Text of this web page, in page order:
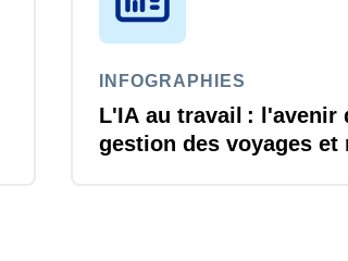
INFOGRAPHIES
L'IA au travail : l'avenir
gestion des voyages et